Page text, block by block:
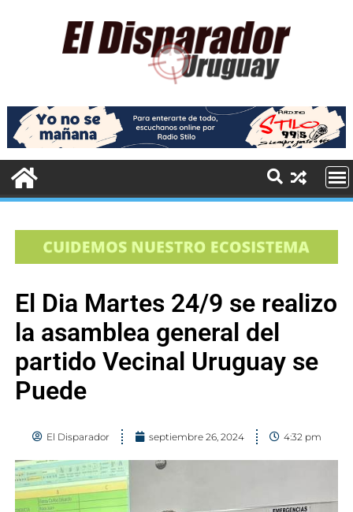
El Dia Martes 24/9 se realizo
la asamblea general del
partido Vecinal Uruguay se
Puede
El Disparador septiembre 26, 2024 4:32 pm